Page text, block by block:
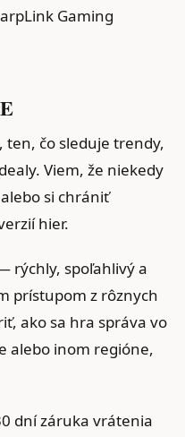
Gaming
čo sleduje trendy,
Viem, že niekedy
si chrániť
hier.
rýchly, spoľahlivý a
prístupom z rôznych
ako sa hra správa vo
alebo inom regióne,
dní záruka vrátenia